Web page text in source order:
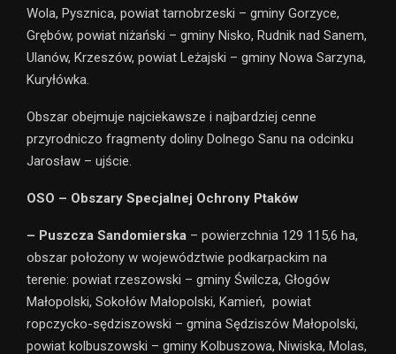
Wola, Pysznica, powiat tarnobrzeski – gminy Gorzyce,
Grębów, powiat niżański – gminy Nisko, Rudnik nad Sanem,
Ulanów, Krzeszów, powiat Leżajski – gminy Nowa Sarzyna,
Kuryłówka.
Obszar obejmuje najciekawsze i najbardziej cenne
przyrodniczo fragmenty doliny Dolnego Sanu na odcinku
Jarosław – ujście.
OSO – Obszary Specjalnej Ochrony Ptaków
– Puszcza Sandomierska – powierzchnia 129 115,6 ha,
obszar położony w województwie podkarpackim na
terenie: powiat rzeszowski – gminy Świlcza, Głogów
Małopolski, Sokołów Małopolski, Kamień, powiat
ropczycko-sędziszowski – gmina Sędziszów Małopolski,
powiat kolbuszowski – gminy Kolbuszowa, Niwiska, Molas,